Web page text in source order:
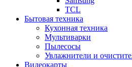
TCL
Бытовая техника
Кухонная техника
Мультиварки
Пылесосы
Увлажнители и
Видеокарты